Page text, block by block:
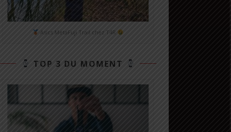
Asics MetaFuji Trail chez T4R
TOP 3 DU MOMENT